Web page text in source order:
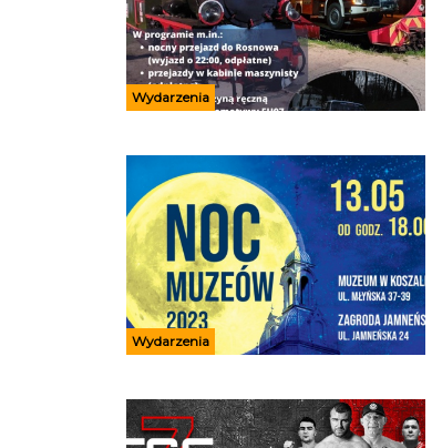
Wydarzenia
Wydarzenia